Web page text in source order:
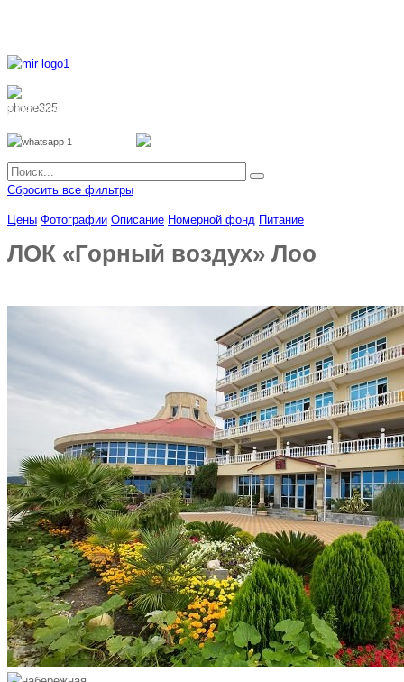
8 962 888 51 55
Сбросить все фильтры
Цены Фотографии Описание Номерной фонд Питание
ЛОК «Горный воздух» Лоо